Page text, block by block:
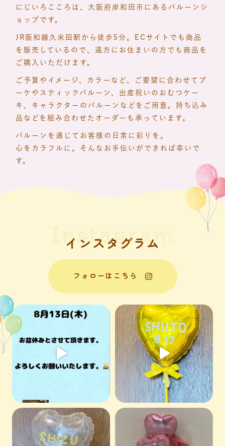
にじいろこころは、大阪府岸和田市にあるバルーンシ
ョップです。
JR阪和線久米田駅から徒歩5分。ECサイトでも商品
を販売しているので、遠方にお住まいの方でも商品を
ご購入いただけます。
ご予算やイメージ、カラーなど、ご要望に合わせてブ
ーケやスティックバルーン、出産祝いのおむつケー
キ、キャラクターのバルーンなどをご用意。持ち込み
品などを組み合わせたオーダーも承っています。
バルーンを通じてお客様の日常に彩りを。
心をカラフルに。そんなお手伝いができれば幸いで
す。
Instagram
インスタグラム
フォローはこちら